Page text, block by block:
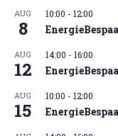
AUG
8
10:00 - 12:00
AUG
12
14:00 - 16:00
AUG
15
10:00 - 12:00